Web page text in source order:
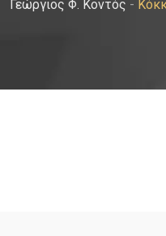
Γεώργιος Φ. Κοντός -